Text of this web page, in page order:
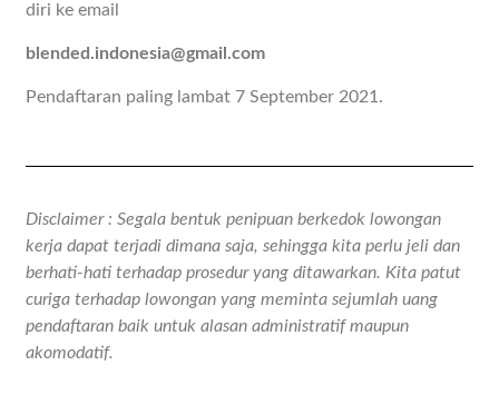
diri ke email
blended.indonesia@gmail.com
Pendaftaran paling lambat 7 September 2021.
Disclaimer : Segala bentuk penipuan berkedok lowongan
kerja dapat terjadi dimana saja, sehingga kita perlu jeli dan
berhati-hati terhadap prosedur yang ditawarkan. Kita patut
curiga terhadap lowongan yang meminta sejumlah uang
pendaftaran baik untuk alasan administratif maupun
akomodatif.